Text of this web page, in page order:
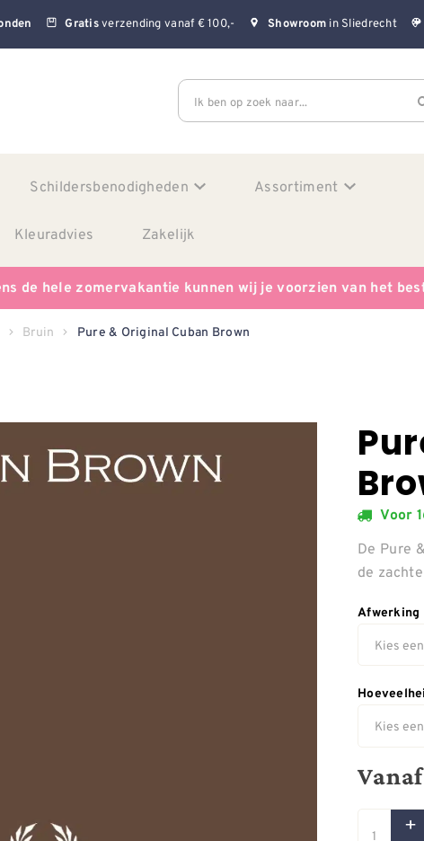
Gratisverzending vanaf € 100,- Showroom in Sliedrecht
Ik ben op zoek naar...
Schildersbenodigheden Assortiment
Kleuradvies Zakelijk
de hele zomervakantie kunnen wij je voorzien van het
Bruin Pure & Original Cuban Brown
Voor
De Pure
de
Afwerking